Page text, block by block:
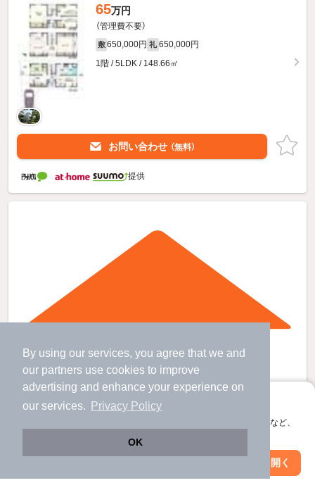
By using our services, you agree that we and
our partners use cookies to improve
advertising and enhance your experience on
our services.
Privacy Policy
OK
アプリに切り替えて、サクサクお部屋探し
会員登録なしですぐ使える。マップ検索やお気に入り保存など、
アプリを開く
65万円
（管理費不要）
敷 650,000円 礼 650,000円
1階 / 5LDK / 148.66㎡
お問い合わせ （無料）
提供
絞り込み条件を変更